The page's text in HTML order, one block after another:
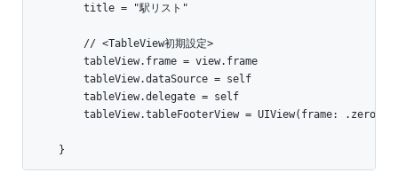
        title = "駅リスト"
        // <TableView初期設定>
        tableView.frame = view.frame
        tableView.dataSource = self
        tableView.delegate = self
        tableView.tableFooterView = UIView(frame: .zero)
    }